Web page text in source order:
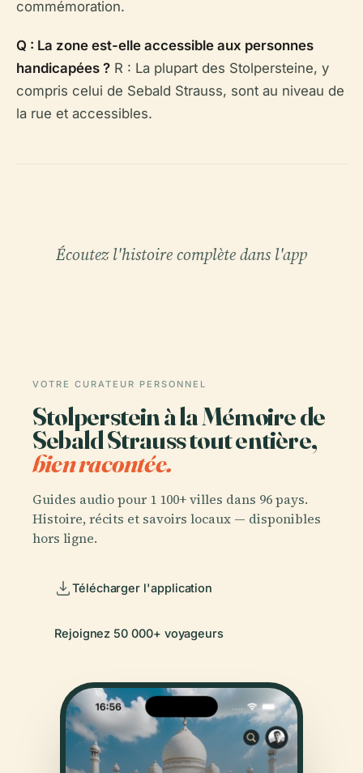
commémoration.
Q : La zone est-elle accessible aux personnes
handicapées ? R : La plupart des Stolpersteine, y
compris celui de Sebald Strauss, sont au niveau de
la rue et accessibles.
Écoutez l'histoire complète dans l'app
VOTRE CURATEUR PERSONNEL
Stolperstein à la Mémoire de
Sebald Strauss tout entière,
bien racontée.
Guides audio pour 1 100+ villes dans 96 pays.
Histoire, récits et savoirs locaux — disponibles
hors ligne.
Télécharger l'application
Rejoignez 50 000+ voyageurs